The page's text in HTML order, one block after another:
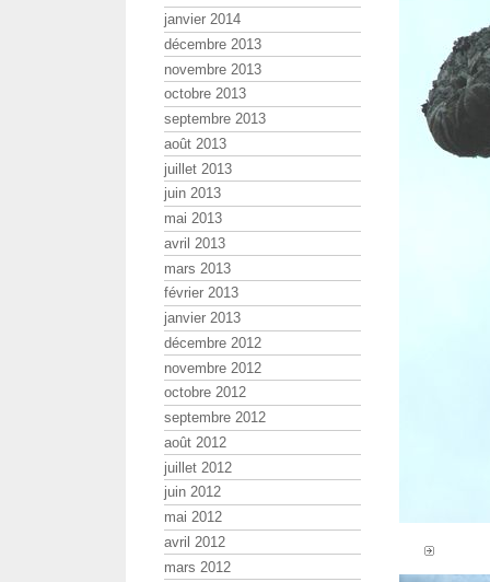
janvier 2014
décembre 2013
novembre 2013
octobre 2013
septembre 2013
août 2013
juillet 2013
juin 2013
mai 2013
avril 2013
mars 2013
février 2013
janvier 2013
décembre 2012
novembre 2012
octobre 2012
septembre 2012
août 2012
juillet 2012
juin 2012
mai 2012
avril 2012
mars 2012